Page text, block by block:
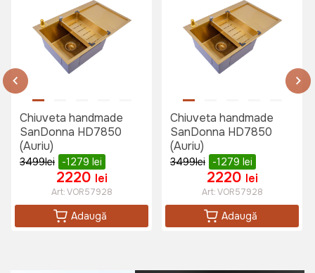
Chiuveta handmade
SanDonna HD7850
(Auriu)
3499lei -1279 lei
2220 lei
Art:VOR57928
Adaugă
Chiuveta handmade
SanDonna HD7850
(Auriu)
3499lei -1279 lei
2220 lei
Art:VOR57928
Adaugă